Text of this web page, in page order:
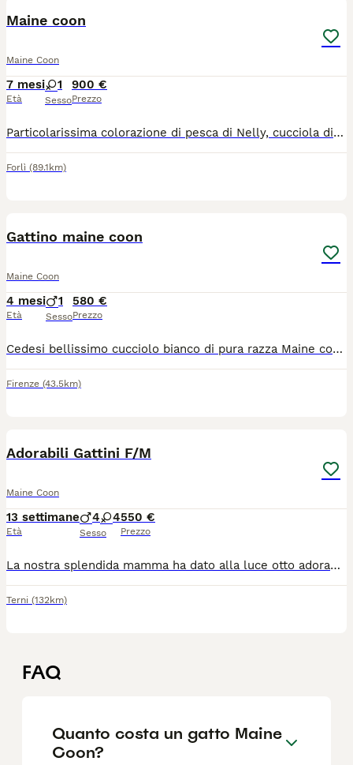
Maine coon
Maine Coon
7 mesi
Età
1
Sesso
900 €
Prezzo
Particolarissima colorazione di pesca di Nelly, cucciola di gravissima stazza che non tutti posseggono..! È dolcissima, fa continuamente le fusa, ti fa le coccole e ti segue ovunque, è giocherellona, molto buona, non graffia. Adatta ai bambini, agli altri animali di casa. Ha pedigree Anfi. Siamo a Pesaro ma arriviamo fino a Roma.
Forlì (89.1km)
Gattino maine coon
Maine Coon
4 mesi
Età
1
Sesso
580 €
Prezzo
Cedesi bellissimo cucciolo bianco di pura razza Maine coon di 2 mesi, ha un carattere dolcissimo e piace tanto essere coccolato, disponibile da subito, Genitori sono entrambi della mia proprietà, Il cucciolo e già socializzati, abituati all'uso della lettiera, e alla presenza di bambini. Verra ceduto con primo vaccino completo, 2sveminazione, controllo sanitario e libretto sanitario, esame feci negative, e kit cucciolo. Info whatsapp: 3333803228
Firenze (43.5km)
Adorabili Gattini F/M
Maine Coon
13 settimane
Età
4 4
Sesso
550 €
Prezzo
La nostra splendida mamma ha dato alla luce otto adorabili gattini, 4 femmine e 4 maschi, che sono alla ricerca di meravigliose case per sempre. Il papà è il nostro Maine Coon registrato, quindi i piccoli sono super soffici e dal carattere affettuoso. Le femmine sono contrassegnate dai collari Viola, Rosa, Azzurro Chiaro e Rosso, mentre i maschi dai collari Grigio Chiaro/Blu Scuro, Verde, Giallo e Arancione. Non esitate a chiedere se avete dubbi nell’identificarli. I nostri gattini cresceranno in un ambiente familiare, abituati ai cani, ai bambini piccoli e a tutti i normali rumori della casa. Vengono coccolati regolarmente e sono molto abituati al contatto umano. La loro intelligente mamma li ha già educati all’uso della lettiera e saranno completamente svezzati con cibo umido e secco prima di lasciare la loro casa natale. Ogni gattino verrà consegnato con un kit iniziale comprendente un giocattolo a cui è abituato, una parte della copertina della mamma, alcune delle sue bustine di cibo umido preferite per aiutarlo ad ambientarsi e latte per gattini. Saranno inoltre trattati contro pulci e vermi. I gattini saranno pronti per raggiungere le loro nuove famiglie il 28 giugno. Per noi è estremamente importante trovare per ciascuno di loro una casa amorevole e definitiva, quindi non esitate a contattarci per ulteriori informazioni o per qualsiasi domanda.
Terni (132km)
FAQ
Quanto costa un gatto Maine
Coon?